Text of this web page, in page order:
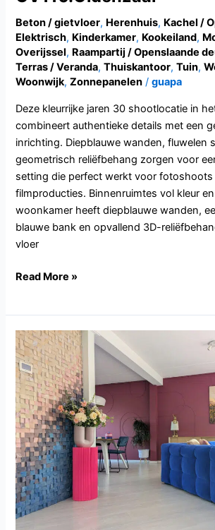
Beton / gietvloer, Herenhuis, Kachel /
Elektrisch, Kinderkamer, Kookeiland,
Overijssel, Raampartij / Openslaande
Terras / Veranda,Thuiskantoor,Tuin,
Woonwijk,Zonnepanelen /guapa
Deze kleurrijke jaren 30 shootlocatie in
combineert authentieke details met een
inrichting. Diepblauwe wanden, fluwelen
geometrisch reliëfbehang zorgen voor
setting die perfect werkt voor fotoshoots
filmproducties. Binnenruimtes vol kleur
woonkamer heeft diepblauwe wanden,
blauwe bank en opvallend 3D-
vloer
Read More »
FL105.Almere